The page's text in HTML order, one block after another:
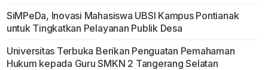
SiMPeDa, Inovasi Mahasiswa UBSI Kampus Pontianak
untuk Tingkatkan Pelayanan Publik Desa
Universitas Terbuka Berikan Penguatan Pemahaman
Hukum kepada Guru SMKN 2 Tangerang Selatan